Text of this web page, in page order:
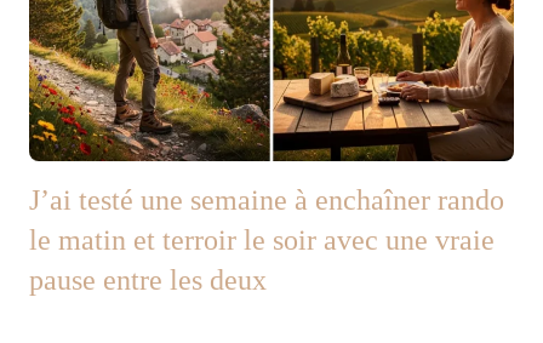
J’ai testé une semaine à enchaîner rando
le matin et terroir le soir avec une vraie
pause entre les deux